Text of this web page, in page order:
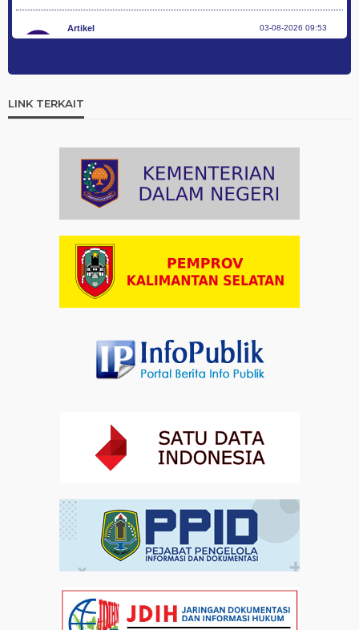
Artikel 03-08-2026 09:53
Artikel
Hadiah Al-Qur'an untuk Mereka yang Menghadiahkan
Artikel 03-08-2026 09:42
Ini Teks Lengkap Doa Kebangsaan Umat Kristen
Artikel
Paduan Suara yang Menyatukan Harapan untuk
Indonesia
Dalam Zikir dan Doa Kebangsaan, Tio Menemukan
Makna Keberagaman
Kebangsaan di Monas
LINK TERKAIT